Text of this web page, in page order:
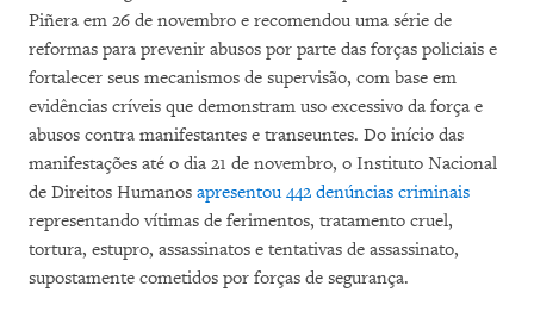
Piñera em 26 de novembro e recomendou uma série de
reformas para prevenir abusos por parte das forças policiais e
fortalecer seus mecanismos de supervisão, com base em
evidências críveis que demonstram uso excessivo da força e
abusos contra manifestantes e transeuntes. Do início das
manifestações até o dia 21 de novembro, o Instituto Nacional
de Direitos Humanos apresentou 442 denúncias criminais
representando vítimas de ferimentos, tratamento cruel,
tortura, estupro, assassinatos e tentativas de assassinato,
supostamente cometidos por forças de segurança.